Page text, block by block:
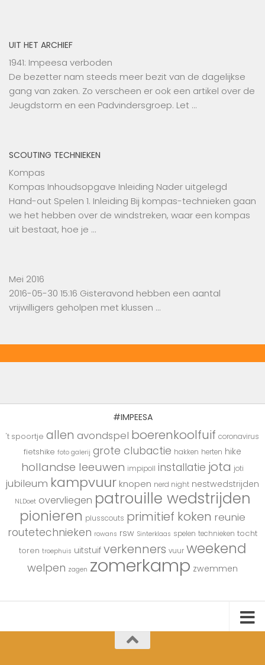
UIT HET ARCHIEF
1941: Impeesa verboden
De bezetter nam steeds meer bezit van de dagelijkse
gang van zaken. Zo verscheen er ook een artikel over de
Jeugdstorm en een Padvindersgroep. Let …
SCOUTING TECHNIEKEN
Kompas
Kompas Inhoudsopgave Inleiding Nader uitgelegd
Hand-out Spelen 1. Inleiding Bij kompas-technieken gaan
we het hebben over de windstreken, waar een kompas
uit bestaat, hoe je …
Mei 2016
2016-05-30 15:16 Gisteravond hebben een aantal
vrijwilligers geholpen met klussen …
#IMPEESA
't spoortje allen avondspel boerenkoolfuif coronavirus
fietshike foto galerij grote clubactie hakken herten hike
hollandse leeuwen impipoll installatie jota joti
jubileum kampvuur knopen nerd night nestwedstrijden
NLDoet overvliegen patrouille wedstrijden
pionieren plusscouts primitief koken reunie
routetechnieken rowans rsw Sinterklaas spelen technieken tocht
toren troephuis uitstuif verkenners vuur weekend
welpen zagen zomerkamp zwemmen